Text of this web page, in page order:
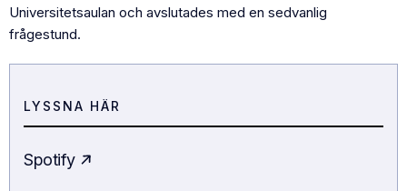
Universitetsaulan och avslutades med en sedvanlig
frågestund.
LYSSNA HÄR
Spotify